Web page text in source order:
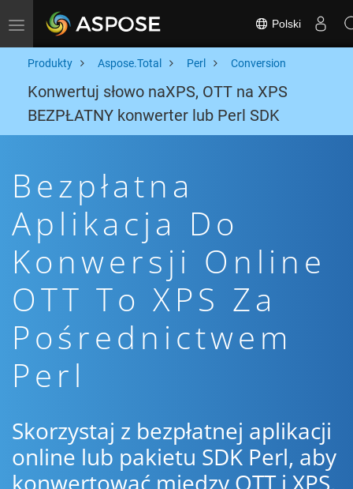
Toggle navigation Polski
Produkty Aspose.Total Perl Conversion
Konwertuj słowo naXPS, OTT na XPS
BEZPŁATNY konwerter lub Perl SDK
Bezpłatna
Aplikacja Do
Konwersji Online
OTT To XPS Za
Pośrednictwem
Perl
Skorzystaj z bezpłatnej aplikacji
online lub pakietu SDK Perl, aby
konwertować między OTT i XPS,